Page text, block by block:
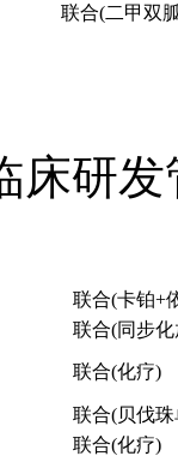
联合(二甲双
床研发
联合(卡铂+
联合(同步
联合(化疗)
联合(贝伐
联合(化疗)